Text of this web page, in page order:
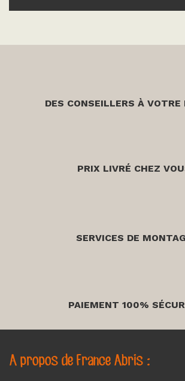
DES CONSEILLERS À VOTRE
PRIX LIVRÉ CHEZ
SERVICES DE
PAIEMENT 100%
A propos de France Abris :